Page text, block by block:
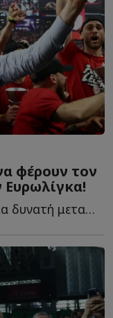
φέρουν τον
Ευρωλίγκα!
Ο Ολυμπιακός ψάχνει μία ακόμα δυνατή μεταγραφή και ξ...